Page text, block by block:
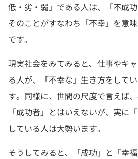
低・劣・弱」である人は、「不成
そのことがすなわち「不幸」を意
です。
現実社会をみてみると、仕事やキ
る人が、「不幸な」生き方をして
す。同様に、世間の尺度で言えば
「成功者」とはいえないが、実に
している人は大勢います。
そうしてみると、「成功」と「幸